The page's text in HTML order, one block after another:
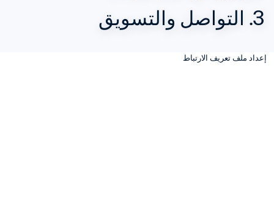
3. التواصل والتسويق
إعداد ملف تعريف الارتباط